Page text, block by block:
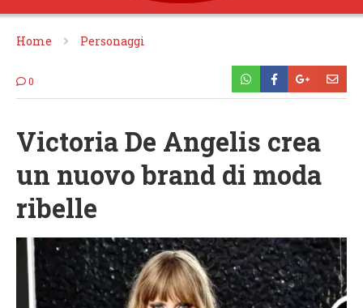
Home Personaggi
0
Victoria De Angelis crea
un nuovo brand di moda
ribelle